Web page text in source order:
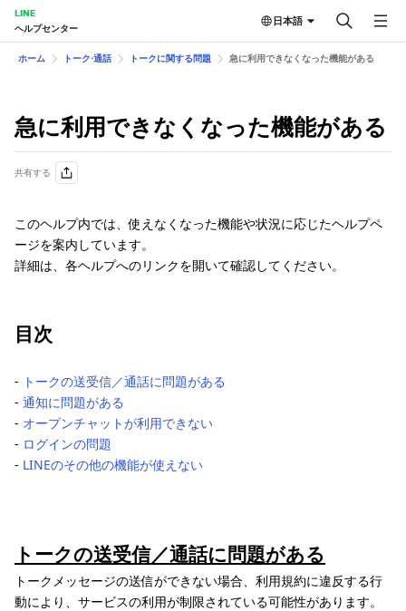
LINE
ヘルプセンター
日本語
ホーム トーク⋅通話 トークに関する問題 急に利用できなくなった機能がある
急に利用できなくなった機能がある
共有する
このヘルプ内では、使えなくなった機能や状況に応じたヘルプペ
ージを案内しています。
詳細は、各ヘルプへのリンクを開いて確認してください。
目次
‐ トークの送受信／通話に問題がある
‐ 通知に問題がある
‐ オープンチャットが利用できない
‐ ログインの問題
‐ LINEのその他の機能が使えない
トークの送受信／通話に問題がある
トークメッセージの送信ができない場合、利用規約に違反する行
動により、サービスの利用が制限されている可能性があります。